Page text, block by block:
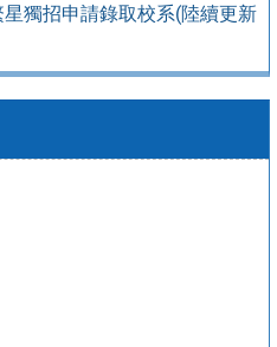
獨招申請錄取校系(陸續更新